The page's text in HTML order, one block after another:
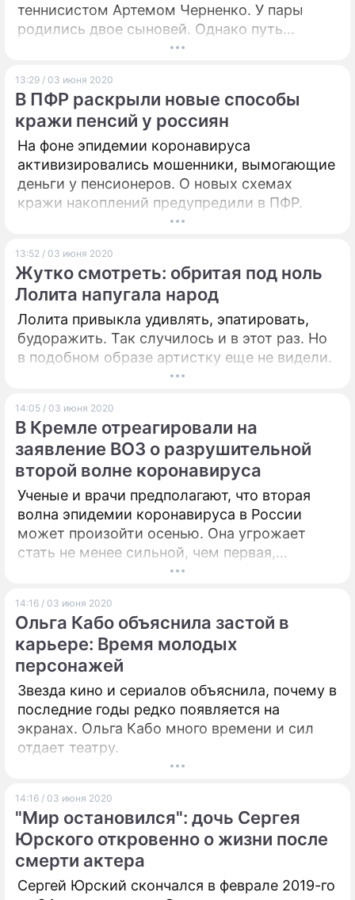
теннисистом Артемом Черненко. У пары
родились двое сыновей. Однако путь
чемпионки к материнству был непростым.
13:29 / 03 июня 2020
В ПФР раскрыли новые способы
кражи пенсий у россиян
На фоне эпидемии коронавируса
активизировались мошенники, вымогающие
деньги у пенсионеров. О новых схемах
кражи накоплений предупредили в ПФР.
13:52 / 03 июня 2020
Жутко смотреть: обритая под ноль
Лолита напугала народ
Лолита привыкла удивлять, эпатировать,
будоражить. Так случилось и в этот раз. Но
в подобном образе артистку еще не видели.
14:05 / 03 июня 2020
В Кремле отреагировали на
заявление ВОЗ о разрушительной
второй волне коронавируса
Ученые и врачи предполагают, что вторая
волна эпидемии коронавируса в России
может произойти осенью. Она угрожает
стать не менее сильной, чем первая,
поскольку совпадет по времени со
простуды и гриппа.
14:16 / 03 июня 2020
Ольга Кабо объяснила застой в
карьере: Время молодых
персонажей
Звезда кино и сериалов объяснила, почему в
последние годы редко появляется на
экранах. Ольга Кабо много времени и сил
отдает театру.
14:16 / 03 июня 2020
"Мир остановился": дочь Сергея
Юрского откровенно о жизни после
смерти актера
Сергей Юрский скончался в феврале 2019-го